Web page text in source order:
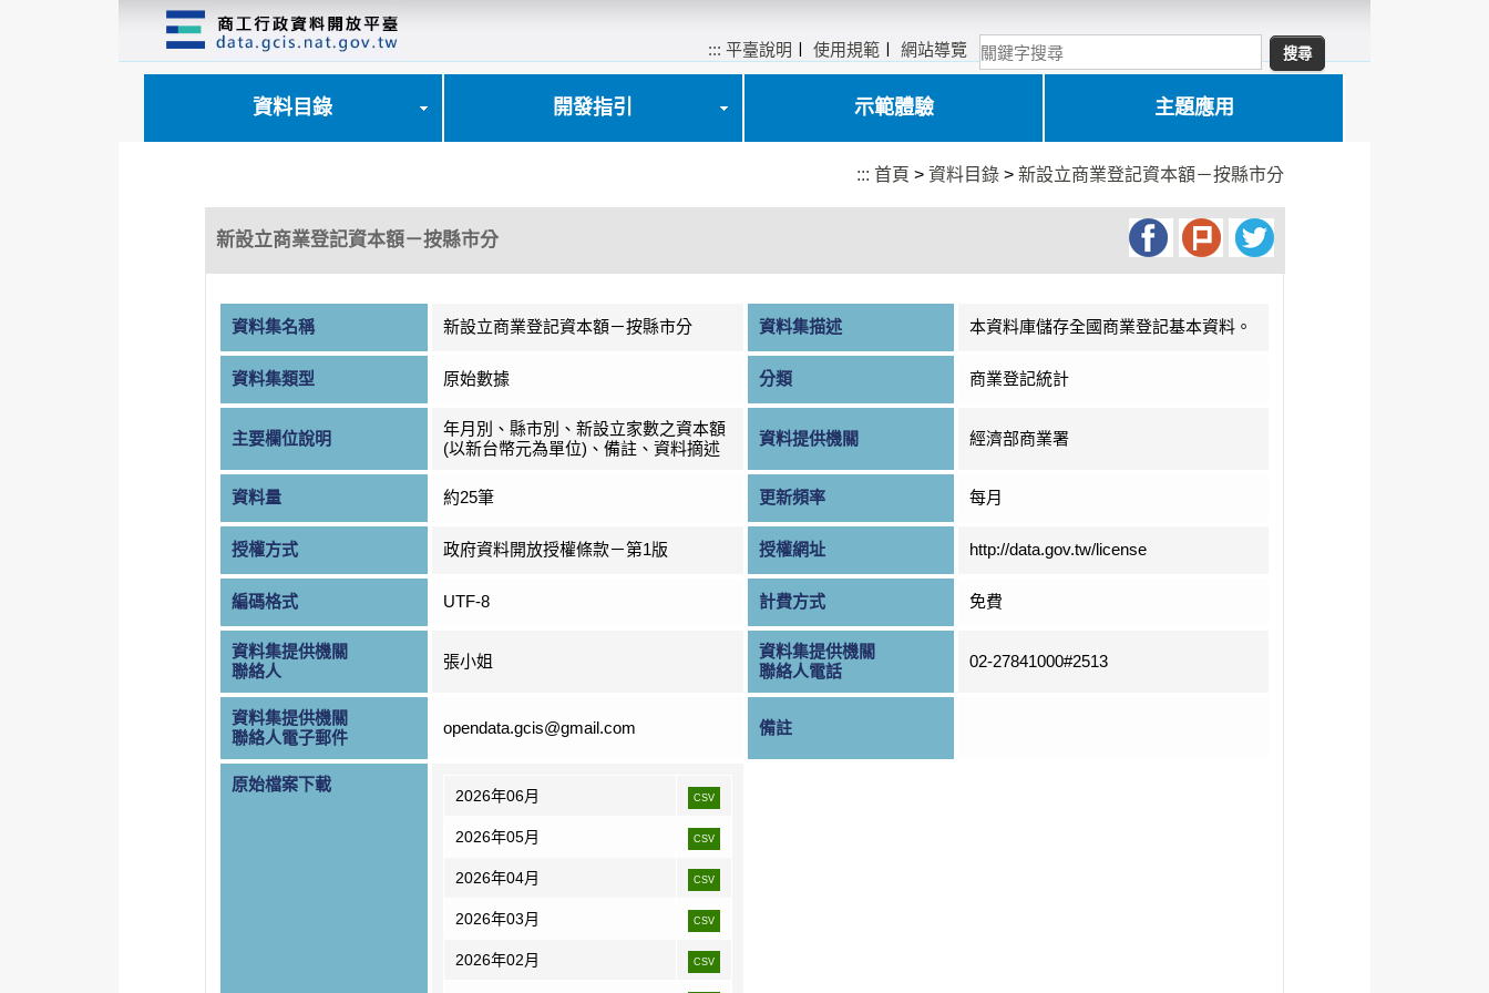
::: 平臺說明 〡使用規範 〡網站導覽
資料目錄 開發指引 示範體驗 主題應用
::: 首頁 >資料目錄 >新設立商業登記資本額－按縣市分
新設立商業登記資本額－按縣市分
資料集名稱 新設立商業登記資本額－按縣市分 資料集描述 本資料庫儲存全國商業登記基本資料。
資料集類型 原始數據 分類 商業登記統計
主要欄位說明
年月別、縣市別、新設立家數之資本額
(以新台幣元為單位)、備註、資料摘述
資料提供機關 經濟部商業署
資料量 約25筆 更新頻率 每月
授權方式 政府資料開放授權條款－第1版 授權網址 http://data.gov.tw/license
編碼格式 UTF-8 計費方式 免費
資料集提供機關
聯絡人
張小姐
資料集提供機關
聯絡人電話
02-27841000#2513
資料集提供機關
聯絡人電子郵件
opendata.gcis@gmail.com 備註
原始檔案下載
2026年06月 CSV
2026年05月 CSV
2026年04月 CSV
2026年03月 CSV
2026年02月 CSV